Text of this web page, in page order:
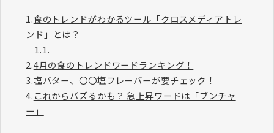
1.食のトレンドがわかるツール「クロスメディアトレ
ンド」とは？
1.1.
2.​​​​​​​4月の食のトレンドワードランキング！
3.塩バター、〇〇塩フレーバーが要チェック！
4.これからバズるかも？ 急上昇ワードは「ブンチャ
ー」